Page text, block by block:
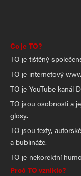
Co je TO?
TO je tištěný
TO je internetový
TO je YouTube kanál
TO jsou osobnosti a
glosy.
TO jsou texty,
a bublináže.
TO je nekorektní
Proč TO vzniklo?